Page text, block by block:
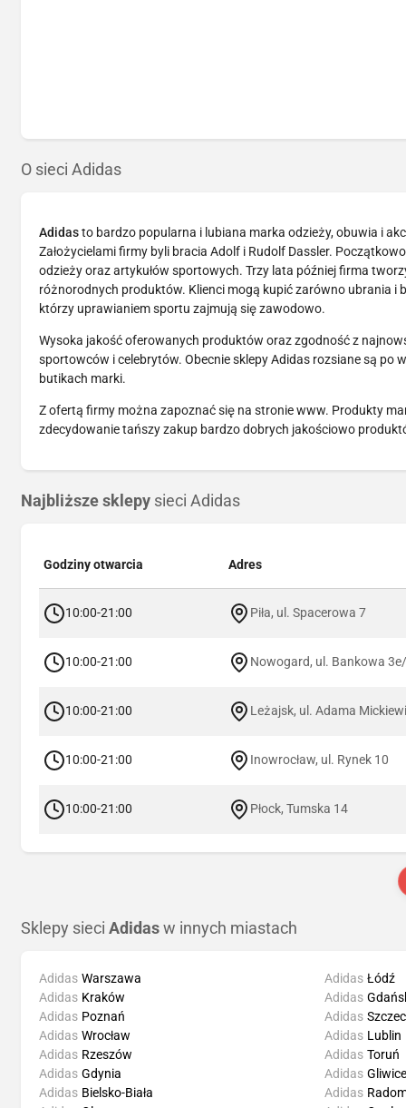
O sieci Adidas
Adidasto bardzo popularna i lubiana marka odzieży, obuwia i
Założycielami firmy byli bracia Adolf i Rudolf Dassler.
odzieży oraz artykułów sportowych. Trzy lata później firma
różnorodnych produktów. Klienci mogą kupić zarówno ubrania i
którzy uprawianiem sportu zajmują się zawodowo.
Wysoka jakość oferowanych produktów oraz zgodność z
sportowców i celebrytów. Obecnie sklepy Adidas rozsiane są
butikach marki.
Z ofertą firmy można zapoznać się na stronie www. Produkty
zdecydowanie tańszy zakup bardzo dobrych jakościowo
Najbliższe sklepy sieci Adidas
Godziny otwarcia Adres
10:00-21:00 Piła, ul. Spacerowa 7
10:00-21:00 Nowogard, ul. Bankowa
10:00-21:00 Leżajsk, ul. Adama
10:00-21:00 Inowrocław, ul. Rynek 10
10:00-21:00 Płock, Tumska 14
Sklepy sieci Adidas w innych miastach
Adidas Warszawa
Adidas Kraków
Adidas Poznań
Adidas Wrocław
Adidas Łódź
Adidas
Adidas
Adidas Lublin
Adidas Rzeszów
Adidas Gdynia
Adidas Bielsko-Biała
Adidas Toruń
Adidas Gliwice
Adidas